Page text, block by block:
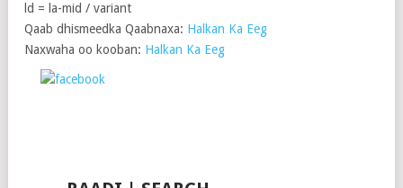
ld = la-mid / variant
Qaab dhismeedka Qaabnaxa: Halkan Ka Eeg
Naxwaha oo kooban: Halkan Ka Eeg